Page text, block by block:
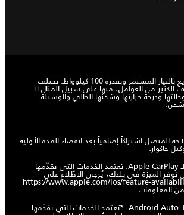
باستخدام شاحن سريع بالتيار المستمر وبقدرة 100 كيلوواط. تختلف
الكثير من العوامل، منها على سبيل المثال لا
ودرجة حرارتها وشحنها الحالي والوسيلة
المتصل اشتراكاً إضافياً بعد انقضاء المدة الأولية
جاكوار.
تم تحضير سيارتك لـ Apple CarPlay. تعتمد الخدمات التي يقدّمها
https://www.apple.com/ios/feature-
المعلومات
تم تحضير سيارتك لـ Android Auto. *تعتمد الخدمات التي يقدّمها